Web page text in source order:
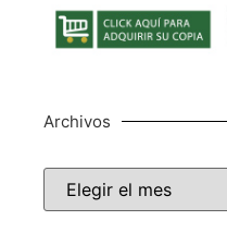
Archivos